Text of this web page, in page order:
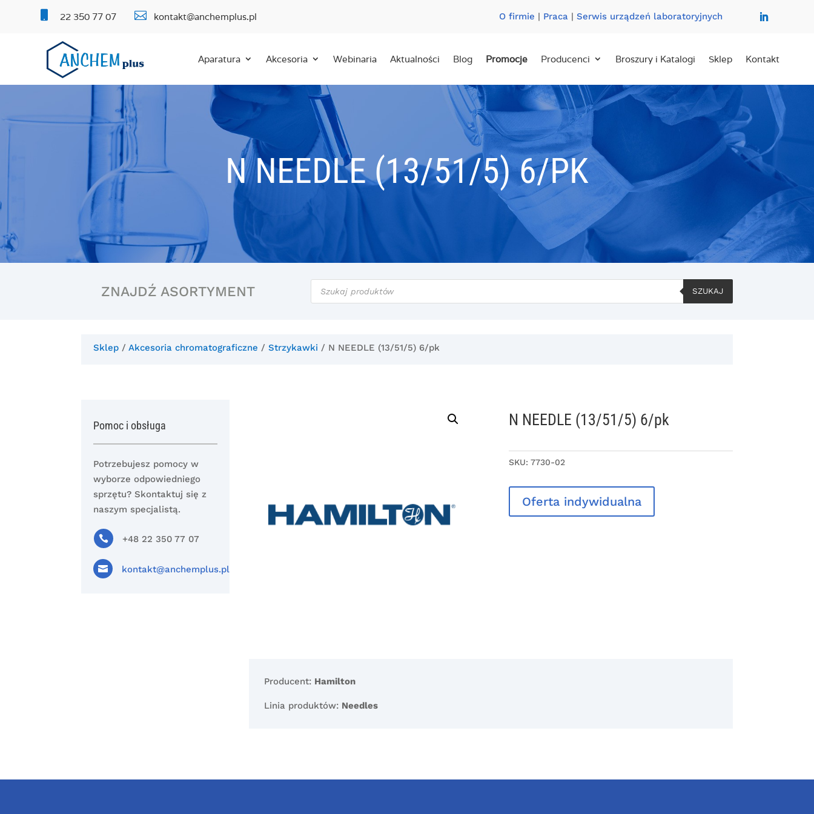
22 350 77 07  kontakt@anchemplus.pl O firmie | Praca| Serwis urządzeń laboratoryjnych
Aparatura Akcesoria Webinaria Aktualności Blog Promocje Producenci Broszury i Katalogi Sklep Kontakt
N NEEDLE (13/51/5) 6/PK
ZNAJDŹ ASORTYMENT
Wyszukiwarka
produktów
SZUKAJ
Sklep /Akcesoria chromatograficzne /Strzykawki / N NEEDLE (13/51/5) 6/pk
Pomoc i obsługa
Potrzebujesz pomocy w
wyborze odpowiedniego
sprzętu? Skontaktuj się z
naszym specjalistą.
 +48 22 350 77 07
 kontakt@anchemplus.pl
N NEEDLE (13/51/5) 6/pk
SKU:7730-02
Oferta indywidualna
Producent: Hamilton
Linia produktów: Needles